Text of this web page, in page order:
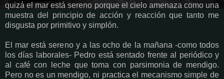
quizá el mar está sereno porque el cielo amenaza como una
muestra del principio de acción y reacción que tanto me
disgusta por primitivo y simplón.
El mar está sereno y a las ocho de la mañana -como todos
los días laborales- Pedro está sentado frente al periódico y
al café con leche que toma con parsimonia de mendigo.
Pero no es un mendigo, ni practica el mecanismo simple de